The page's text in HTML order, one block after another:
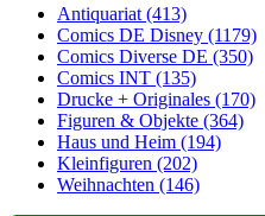
Antiquariat (413)
Comics DE Disney (1179)
Comics Diverse DE (350)
Comics INT (135)
Drucke + Originales (170)
Figuren & Objekte (364)
Haus und Heim (194)
Kleinfiguren (202)
Weihnachten (146)